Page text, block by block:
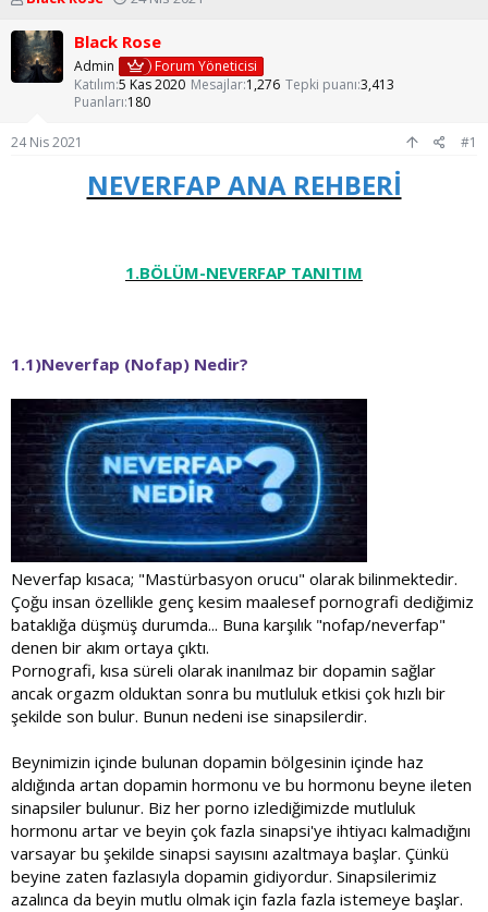
n
u
y
a
ş
ş
l
a
n
a
i
Black Rose
Admin
Forum Yöneticisi
Katılım 5 Kas 2020 Mesajlar 1,276 Tepki puanı 3,413
Puanları 180
24 Nis 2021 #1
NEVERFAP ANA REHBERİ
1.BÖLÜM-NEVERFAP TANITIM
1.1)Neverfap (Nofap) Nedir?
Neverfap kısaca; "Mastürbasyon orucu" olarak bilinmektedir.
Çoğu insan özellikle genç kesim maalesef pornografi dediğimiz
bataklığa düşmüş durumda... Buna karşılık "nofap/neverfap"
denen bir akım ortaya çıktı.
Pornografi, kısa süreli olarak inanılmaz bir dopamin sağlar
ancak orgazm olduktan sonra bu mutluluk etkisi çok hızlı bir
şekilde son bulur. Bunun nedeni ise sinapsilerdir.
Beynimizin içinde bulunan dopamin bölgesinin içinde haz
aldığında artan dopamin hormonu ve bu hormonu beyne ileten
sinapsiler bulunur. Biz her porno izlediğimizde mutluluk
hormonu artar ve beyin çok fazla sinapsi'ye ihtiyacı kalmadığını
varsayar bu şekilde sinapsi sayısını azaltmaya başlar. Çünkü
beyine zaten fazlasıyla dopamin gidiyordur. Sinapsilerimiz
azalınca da beyin mutlu olmak için fazla fazla istemeye başlar.